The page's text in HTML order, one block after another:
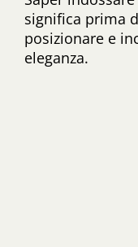
significa prima
posizionare e
eleganza.